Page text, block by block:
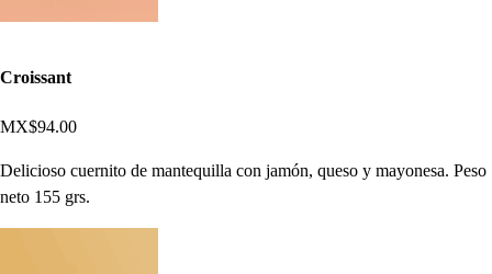
Croissant
MX$94.00
Delicioso cuernito de mantequilla con jamón, queso y mayonesa. Peso
neto 155 grs.